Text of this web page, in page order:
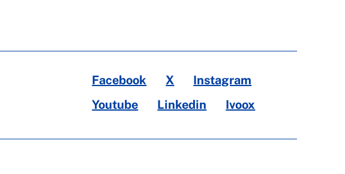
Facebook X
Instagram
Youtube
Linkedin Ivoox